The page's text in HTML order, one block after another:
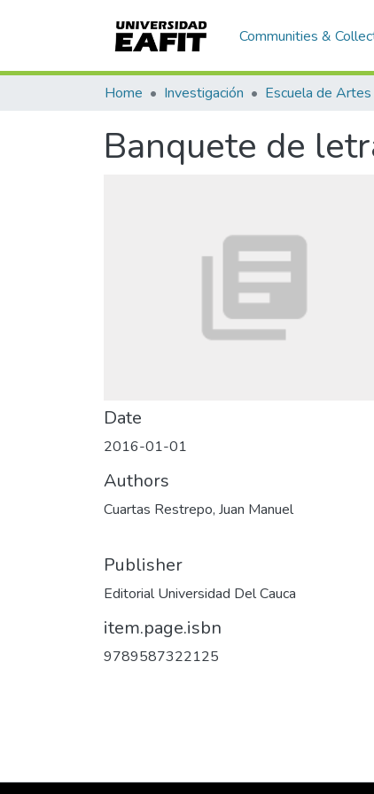
Communities &
Home Investigación
Banquete de
Date
2016-01-01
Authors
Cuartas Restrepo, Juan Manuel
Publisher
Editorial Universidad Del Cauca
item.page.isbn
9789587322125